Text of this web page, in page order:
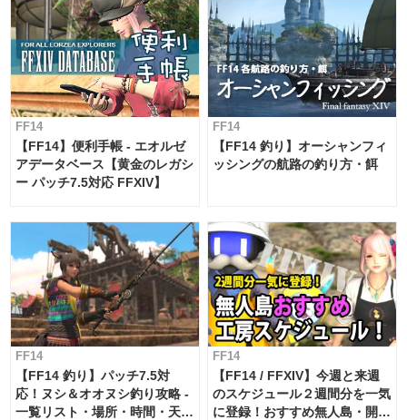
FF14
【FF14】便利手帳 - エオルゼ
アデータベース【黄金のレガシ
ー パッチ7.5対応 FFXIV】
FF14
【FF14 釣り】オーシャンフィ
ッシングの航路の釣り方・餌
FF14
【FF14 釣り】パッチ7.5対
応！ヌシ＆オオヌシ釣り攻略 -
一覧リスト・場所・時間・天
FF14
【FF14 / FFXIV】今週と来週
のスケジュール２週間分を一気
に登録！おすすめ無人島・開拓